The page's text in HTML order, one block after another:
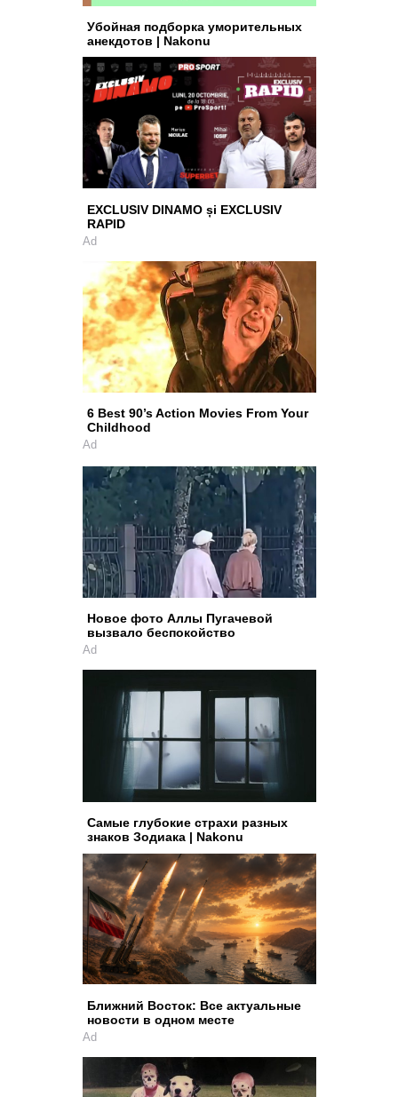
Убойная подборка уморительных
анекдотов | Nakonu
EXCLUSIV DINAMO și EXCLUSIV
RAPID
Ad
6 Best 90’s Action Movies From Your
Childhood
Ad
Новое фото Аллы Пугачевой
вызвало беспокойство
Ad
Самые глубокие страхи разных
знаков Зодиака | Nakonu
Ближний Восток: Все актуальные
новости в одном месте
Ad